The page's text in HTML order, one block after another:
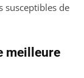
susceptibles de
meilleure